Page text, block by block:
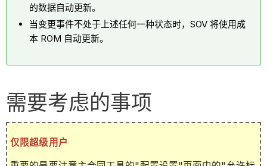
的数据自动更新。
当变更事件不处于上述任何一种状态时，SOV 将使用成
本 ROM 自动更新。
需要考虑的事项
仅限超级用户